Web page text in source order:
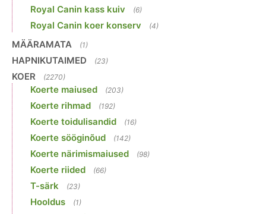
Royal Canin kass kuiv (6)
Royal Canin koer konserv (4)
MÄÄRAMATA (1)
HAPNIKUTAIMED (23)
KOER (2270)
Koerte maiused (203)
Koerte rihmad (192)
Koerte toidulisandid (16)
Koerte sööginõud (142)
Koerte närimismaiused (98)
Koerte riided (66)
T-särk (23)
Hooldus (1)